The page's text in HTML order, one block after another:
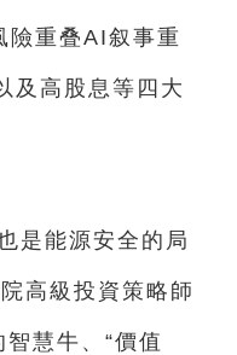
險重叠AI叙事重
及高股息等四大
是能源安全的局
高級投資策略師
慧牛、“價值